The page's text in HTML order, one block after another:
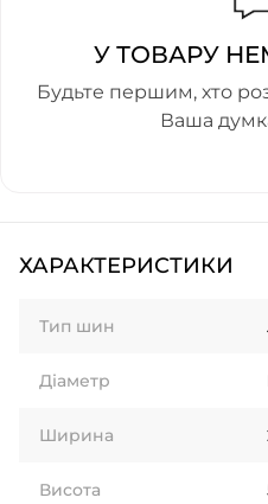
У ТОВАРУ
Будьте першим, хто
Ваша
ХАРАКТЕРИСТИКИ
Тип шин
Діаметр
Ширина
Висота